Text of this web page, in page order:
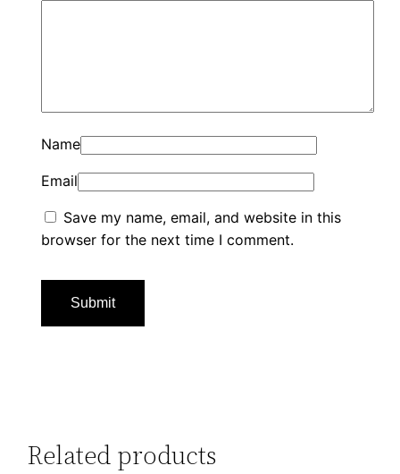
Name
Email
Save my name, email, and website in this
browser for the next time I comment.
Related products